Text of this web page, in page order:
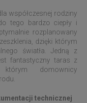
współczesnej rodziny
tego bardzo ciepły i
rozplanowany
dzięki którym
światła. Jedną z
fantastyczny taras z
domownicy
technicznej